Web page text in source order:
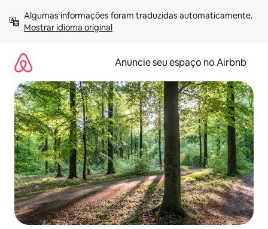
para
Mostrar idioma original
Anuncie seu espaço no Airbnb